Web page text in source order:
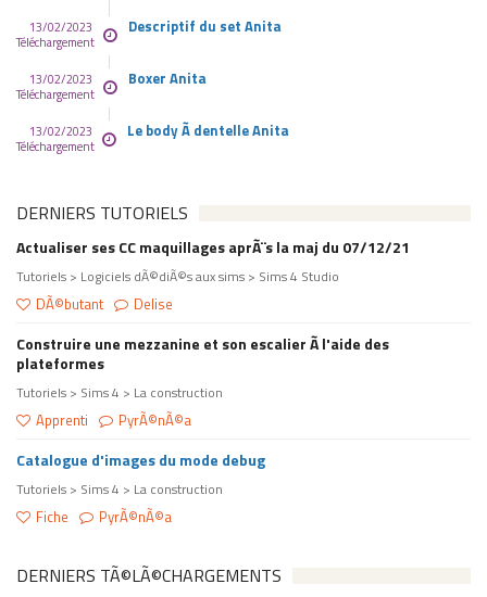
13/02/2023
Téléchargement
Descriptif du set Anita
13/02/2023
Téléchargement
Boxer Anita
13/02/2023
Téléchargement
Le body Ã dentelle Anita
DERNIERS TUTORIELS
Actualiser ses CC maquillages aprÃ¨s la maj du 07/12/21
Tutoriels > Logiciels dÃ©diÃ©s aux sims > Sims 4 Studio
DÃ©butant Delise
Construire une mezzanine et son escalier Ã l'aide des
plateformes
Tutoriels > Sims 4 > La construction
Apprenti PyrÃ©nÃ©a
Catalogue d'images du mode debug
Tutoriels > Sims 4 > La construction
Fiche PyrÃ©nÃ©a
DERNIERS TÃ©LÃ©CHARGEMENTS